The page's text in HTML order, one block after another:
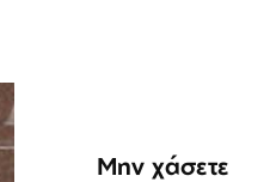
Μην χάσετε